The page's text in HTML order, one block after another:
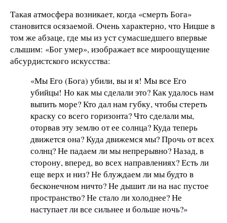
Такая атмосфера возникает, когда «смерть Бога»
становится осязаемой. Очень характерно, что Ницше в
том же абзаце, где мы из уст сумасшедшего впервые
слышим: «Бог умер», изображает все мироощущение
абсурдистского искусства:
«Мы Его (Бога) убили, вы и я! Мы все Его
убийцы! Но как мы сделали это? Как удалось нам
выпить море? Кто дал нам губку, чтобы стереть
краску со всего горизонта? Что сделали мы,
оторвав эту землю от ее солнца? Куда теперь
движется она? Куда движемся мы? Прочь от всех
солнц? Не падаем ли мы непрерывно? Назад, в
сторону, вперед, во всех направлениях? Есть ли
еще верх и низ? Не блуждаем ли мы будто в
бесконечном ничто? Не дышит ли на нас пустое
пространство? Не стало ли холоднее? Не
наступает ли все сильнее и больше ночь?»